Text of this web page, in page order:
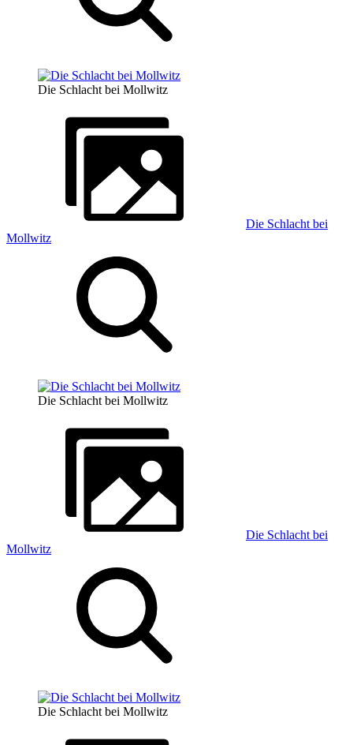
Die Schlacht bei Mollwitz
Die Schlacht bei
Mollwitz
Die Schlacht bei Mollwitz
Die Schlacht bei
Mollwitz
Die Schlacht bei Mollwitz